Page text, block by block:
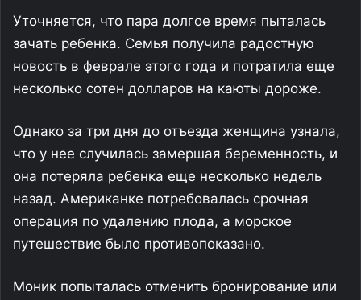
Уточняется, что пара долгое время пыталась
зачать ребенка. Семья получила радостную
новость в феврале этого года и потратила еще
несколько сотен долларов на каюты дороже.
Однако за три дня до отъезда женщина узнала,
что у нее случилась замершая беременность, и
она потеряла ребенка еще несколько недель
назад. Американке потребовалась срочная
операция по удалению плода, а морское
путешествие было противопоказано.
Моник попыталась отменить бронирование или